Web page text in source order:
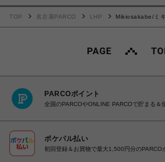
TOP 名古屋PARCO LHP Mikiosakabe/ミ
PARCOポイント
全国のPARCOやONLINE PARCOで貯まる＆
ポケパル払い
初回登録＆お買物で最大1,500円分のPARCO